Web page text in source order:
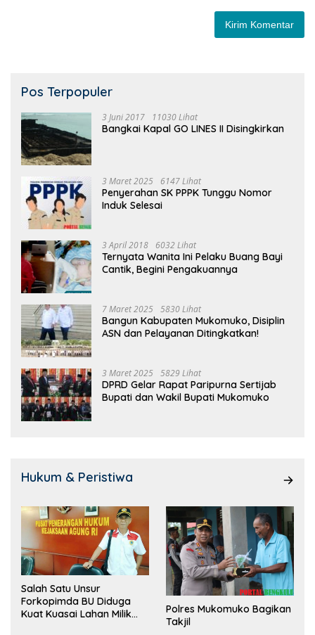
Pos Terpopuler
3 Juni 2017 11030 Lihat
Bangkai Kapal GO LINES II Disingkirkan
3 Maret 2025 6147 Lihat
Penyerahan SK PPPK Tunggu Nomor
Induk Selesai
3 April 2018 6032 Lihat
Ternyata Wanita Ini Pelaku Buang Bayi
Cantik, Begini Pengakuannya
7 Maret 2025 5830 Lihat
Bangun Kabupaten Mukomuko, Disiplin
ASN dan Pelayanan Ditingkatkan!
3 Maret 2025 5829 Lihat
DPRD Gelar Rapat Paripurna Sertijab
Bupati dan Wakil Bupati Mukomuko
Hukum & Peristiwa
Salah Satu Unsur
Forkopimda BU Diduga
Kuat Kuasai Lahan Milik
Polres Mukomuko Bagikan
Takjil